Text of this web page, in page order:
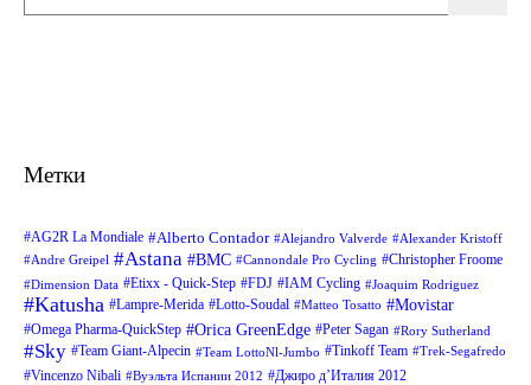
Метки
AG2R La Mondiale Alberto Contador Alejandro Valverde
Alexander Kristoff
Andre Greipel
Astana BMC Cannondale Pro Cycling Christopher Froome
Dimension Data Etixx - Quick-Step FDJ IAM Cycling Joaquim Rodriguez
Katusha Lampre-Merida Lotto-Soudal Matteo Tosatto Movistar
Omega Pharma-QuickStep Orica GreenEdge Peter Sagan Rory Sutherland
Sky Team Giant-Alpecin Team LottoNl-Jumbo Tinkoff Team Trek-Segafredo
Vincenzo Nibali Вуэльта Испании 2012 Джиро д’Италия 2012